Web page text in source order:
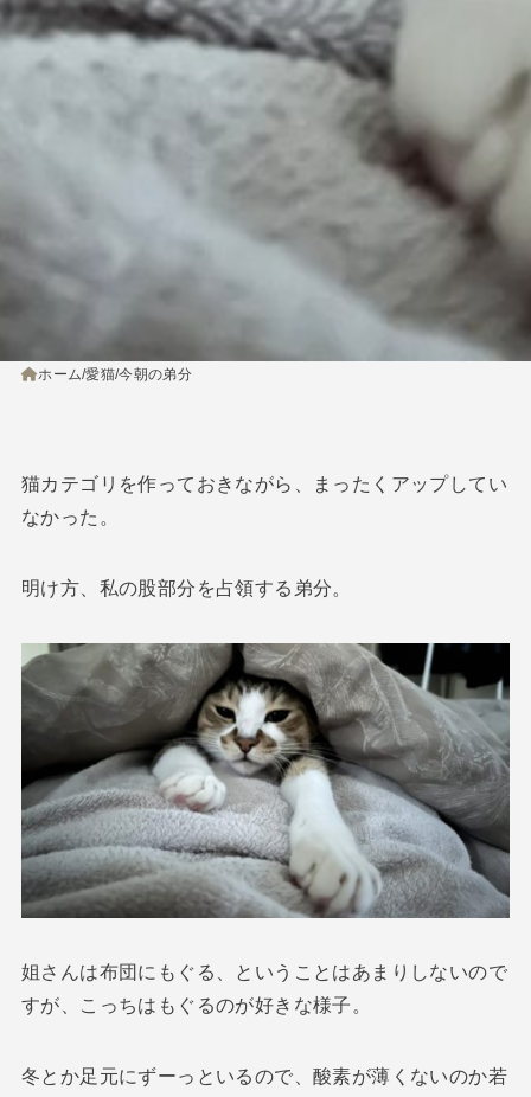
ホーム 愛猫 今朝の弟分
猫カテゴリを作っておきながら、まったくアップしてい
なかった。
明け方、私の股部分を占領する弟分。
姐さんは布団にもぐる、ということはあまりしないので
すが、こっちはもぐるのが好きな様子。
冬とか足元にずーっといるので、酸素が薄くないのか若